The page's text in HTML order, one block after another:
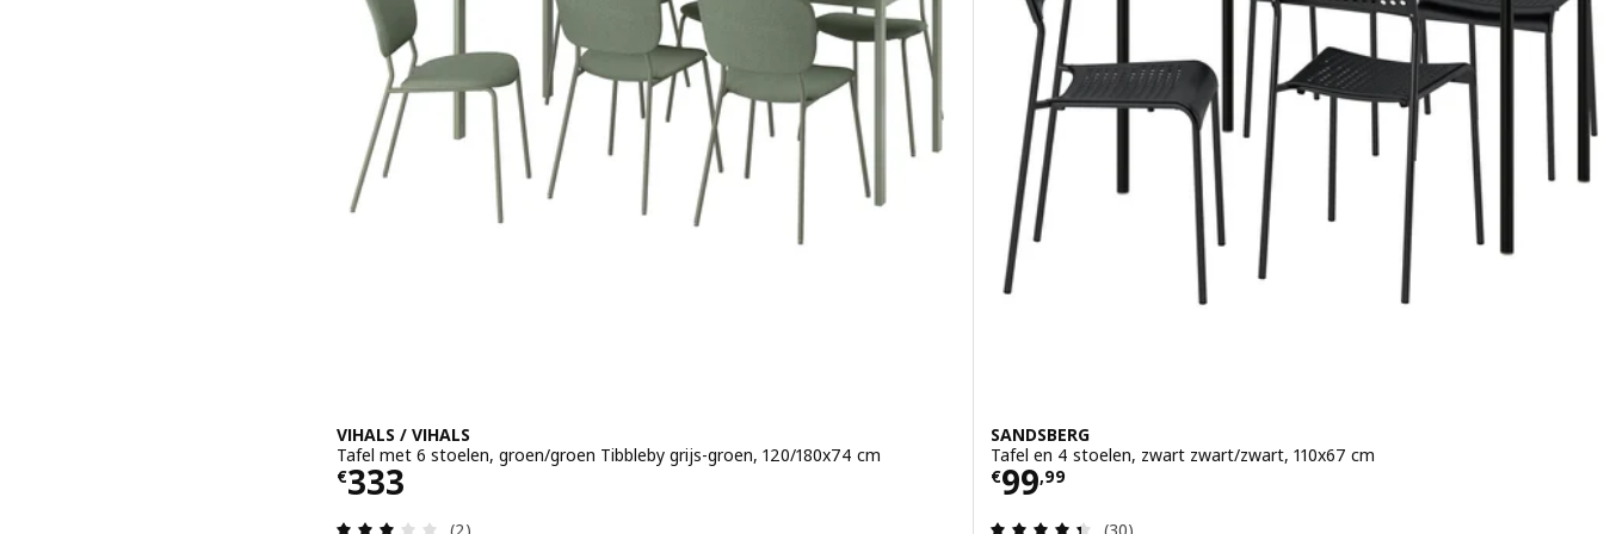
VIHALS / VIHALS
Tafel met 6 stoelen, groen/groen Tibbleby grijs-groen, 120/180x74 cm
€333
Prijs € 333
Beoordeling: 3 van 5 sterren. Totaal beoordelingen:
SANDSBERG
Tafel en 4 stoelen, zwart zwart/zwart, 110x67 cm
€99,99
Prijs € 99,99
Beoordeling: 4.4 van 5 sterren. Totaal beoordelingen: